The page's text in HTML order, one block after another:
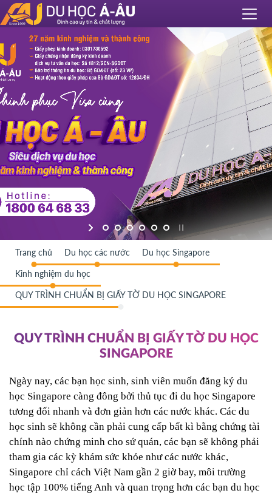
Trang chủ Du học các nước Du học Singapore
Kinh nghiệm du học
QUY TRÌNH CHUẨN BỊ GIẤY TỜ DU HỌC SINGAPORE
QUY TRÌNH CHUẨN BỊ GIẤY TỜ DU HỌC
SINGAPORE
Ngày nay, các bạn học sinh, sinh viên muốn đăng ký du
học Singapore càng đông bởi thủ tục đi du học Singapore
tương đối nhanh và đơn giản hơn các nước khác. Các du
học sinh sẽ không cần phải cung cấp bất kì bằng chứng tài
chính nào chứng minh cho sứ quán, các bạn sẽ không phải
tham gia các kỳ khám sức khỏe như các nước khác,
Singapore chỉ cách Việt Nam gần 2 giờ bay, môi trường
học tập 100% tiếng Anh và quan trọng hơn các bạn du học